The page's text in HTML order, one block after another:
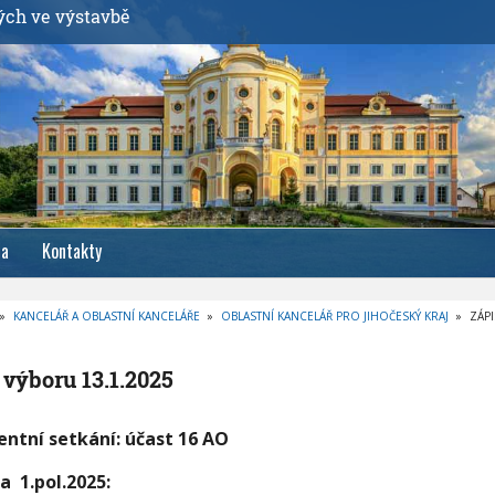
ve výstavbě
Kontakty
» KANCELÁŘ A OBLASTNÍ KANCELÁŘE » OBLASTNÍ KANCELÁŘ PRO JIHOČESKÝ KRAJ »
13.1.2025
setkání: účast 16 AO
1.pol.2025: